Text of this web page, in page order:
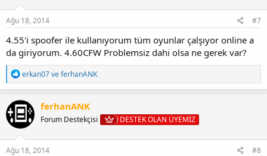
r
:
Ağu 18, 2014 #7
4.55'i spoofer ile kullanıyorum tüm oyunlar çalşıyor online a
da giriyorum. 4.60CFW Problemsiz dahi olsa ne gerek var?
T
e
p
k
i
l
e
r
:
erkan07veferhanANK
ferhanANK
Forum Destekçisi DESTEK OLAN ÜYEMİZ
Ağu 18, 2014 #8